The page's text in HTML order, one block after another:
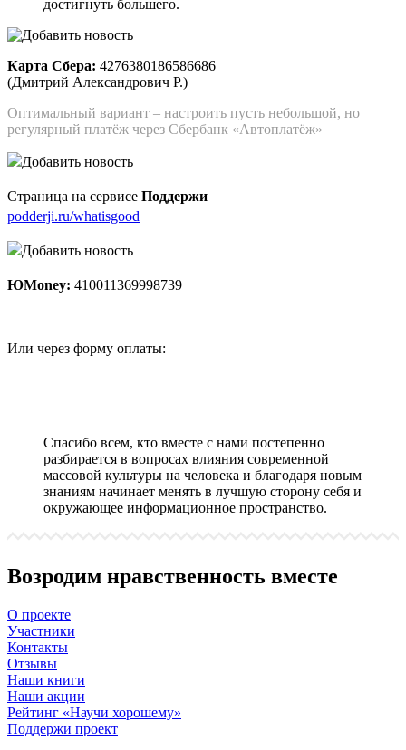
достигнуть большего.
Карта Сбера: 4276380186586686
(Дмитрий Александрович Р.)
Оптимальный вариант – настроить пусть небольшой, но
регулярный платёж через Сбербанк «Автоплатёж»
Страница на сервисе Поддержи
podderji.ru/whatisgood
ЮMoney: 410011369998739
Или через форму оплаты:
Спасибо всем, кто вместе с нами постепенно
разбирается в вопросах влияния современной
массовой культуры на человека и благодаря новым
знаниям начинает менять в лучшую сторону себя и
окружающее информационное пространство.
Возродим нравственность вместе
О проекте
Участники
Контакты
Отзывы
Наши книги
Наши акции
Рейтинг «Научи хорошему»
Поддержи проект